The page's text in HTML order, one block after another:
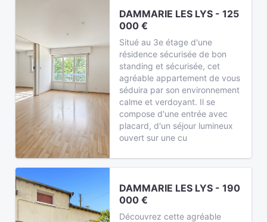
DAMMARIE LES LYS - 125
000 €
Situé au 3e étage d'une
résidence sécurisée de bon
standing et sécurisée, cet
agréable appartement de vous
séduira par son environnement
calme et verdoyant. Il se
compose d'une entrée avec
placard, d'un séjour lumineux
ouvert sur une cu
DAMMARIE LES LYS - 190
000 €
Découvrez cette agréable